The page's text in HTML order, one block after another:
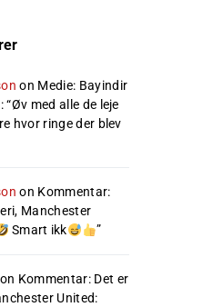
on Medie: Bayindir
: “Øv med alle de leje
hvor ringe der blev
on Kommentar:
Manchester
Smart ikk ”
on Kommentar: Det er
United: